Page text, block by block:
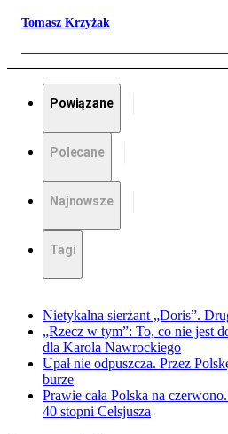
Tomasz Krzyżak
Powiązane
Polecane
Najnowsze
Tagi
Nietykalna sierżant „Doris”.
„Rzecz w tym”: To, co nie jest
dla Karola Nawrockiego
Upał nie odpuszcza. Przez
burze
Prawie cała Polska na
40 stopni Celsjusza